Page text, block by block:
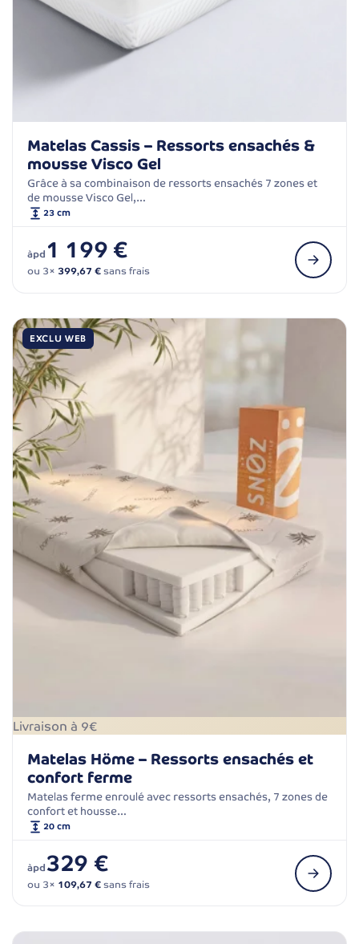
Matelas Cassis – Ressorts ensachés &
mousse Visco Gel
Grâce à sa combinaison de ressorts ensachés 7 zones et
de mousse Visco Gel,…
23 cm
àpd 1 199 €
ou 3× 399,67 €sans frais
EXCLU WEB
Livraison à 9€
Matelas Höme – Ressorts ensachés et
confort ferme
Matelas ferme enroulé avec ressorts ensachés, 7 zones de
confort et housse…
20 cm
àpd329 €
ou 3× 109,67 €sans frais